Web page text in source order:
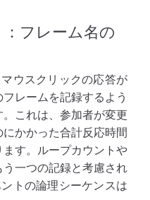
フレーム名の
ウスクリックの応答が
レームを記録するよう
これは、参加者が変更
かかった合計反応時間
す。ループカウントや
一つの記録と考慮され
トの論理シーケンスは